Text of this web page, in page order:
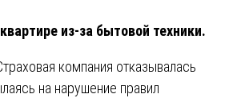
из-за бытовой техники.
компания отказывалась
на нарушение правил